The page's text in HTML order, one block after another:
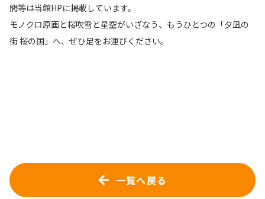
間等は当館HPに掲載しています。
モノクロ原画と桜吹雪と星空がいざなう、もうひとつの「夕凪の
街 桜の国」へ、ぜひ足をお運びください。
一覧へ戻る